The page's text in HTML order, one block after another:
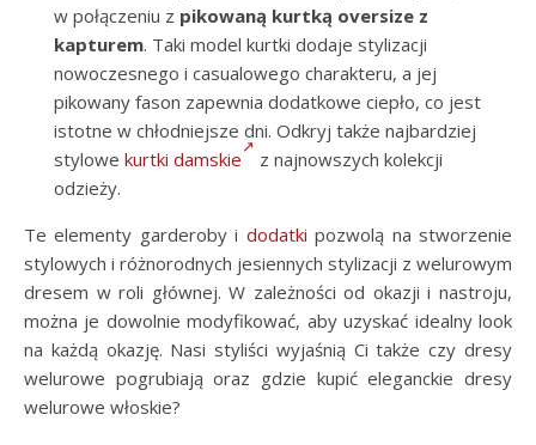
w połączeniu z pikowaną kurtką oversize z
kapturem. Taki model kurtki dodaje stylizacji
nowoczesnego i casualowego charakteru, a jej
pikowany fason zapewnia dodatkowe ciepło, co jest
istotne w chłodniejsze dni. Odkryj także najbardziej
stylowe kurtki damskie
z najnowszych kolekcji
odzieży.
Te elementy garderoby i dodatki pozwolą na stworzenie
stylowych i różnorodnych jesiennych stylizacji z welurowym
dresem w roli głównej. W zależności od okazji i nastroju,
można je dowolnie modyfikować, aby uzyskać idealny look
na każdą okazję. Nasi styliści wyjaśnią Ci także czy dresy
welurowe pogrubiają oraz gdzie kupić eleganckie dresy
welurowe włoskie?